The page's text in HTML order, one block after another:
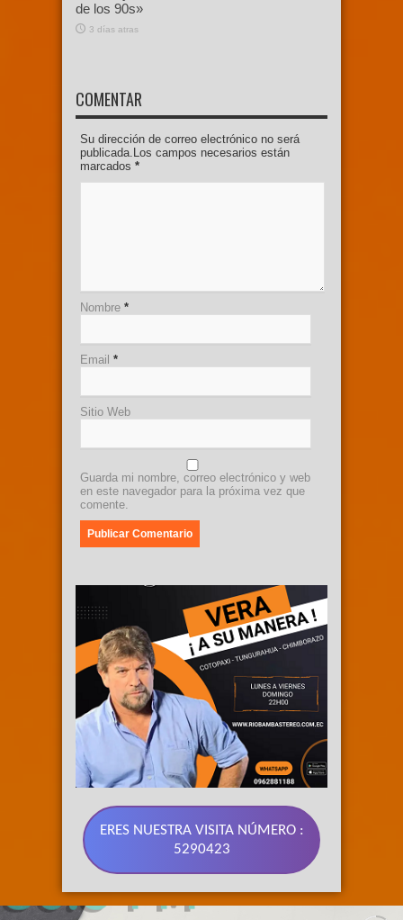
de los 90s»
3 días atras
COMENTAR
Su dirección de correo electrónico no será
publicada.Los campos necesarios están
marcados *
Nombre *
Email *
Sitio Web
Guarda mi nombre, correo electrónico y web
en este navegador para la próxima vez que
comente.
ERES NUESTRA VISITA NÚMERO :
5290423